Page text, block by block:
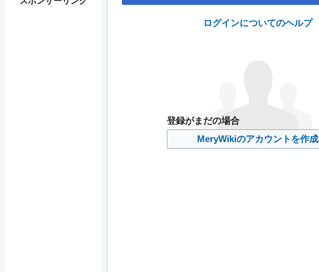
動
ログインについてのヘルプ
登録がまだの場合
MeryWikiのアカウントを作成